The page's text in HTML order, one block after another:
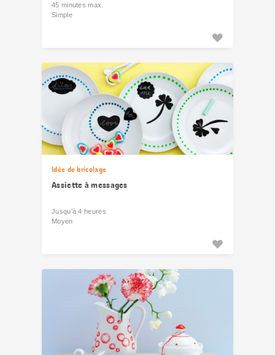
45 minutes max.
Simple
Idée de bricolage
Assiette à messages
Jusqu’à 4 heures
Moyen